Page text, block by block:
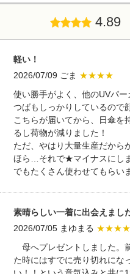
4.89
軽い！
2026/07/09 ごま ★★★★
使い勝手がよく、他のUVパ
つばもしっかりしているので
こちらが届いてから、日傘を
るし荷物が減りました！
ただ、やはり大量生産だから
ほら…それで★マイナスにしま
でもたくさん使わせてもらい
素晴らしい一着に出会えまし
2026/07/05 まゆまる
母へプレゼントしました。
た時にはすでに売り切れにな